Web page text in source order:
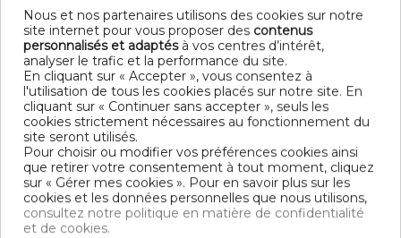
possible - Pas de repassage
Contenu
1 housse de couette 240x220 cm
DESCRIPTIF TECHNIQUE
Certification
OEKO-TEX® STANDARD 100 - BSCI -
TRAITEMENT DES EAUX USÉES
Longueur 220
Nous et nos partenaires utilisons des cookies sur notre
site internet pour vous proposer des contenus
personnalisés et adaptésà vos centres d’intérêt,
analyser le trafic et la performance du site.
En cliquant sur « Accepter », vous consentez à
l'utilisation de tous les cookies placés sur notre site. En
cliquant sur « Continuer sans accepter », seuls les
cookies strictement nécessaires au fonctionnement du
site seront utilisés.
Pour choisir ou modifier vos préférences cookies ainsi
que retirer votre consentement à tout moment, cliquez
sur « Gérer mes cookies ». Pour en savoir plus sur les
cookies et les données personnelles que nous utilisons,
consultez notre politique en matière de confidentialité
et de cookies.